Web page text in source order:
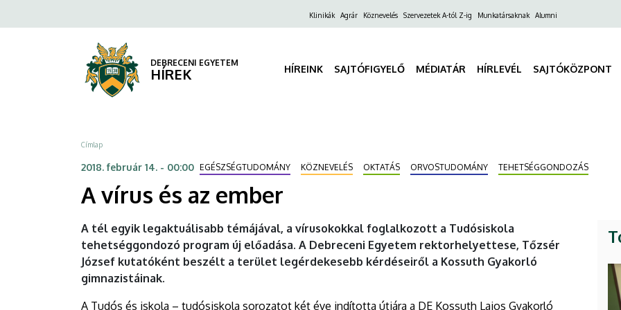
DEBRECENI
EGYETEM
a
FelsőKlinikák Agrár Köznevelés Szervezetek A-tól Z-ig Munkatársaknak Alumni
DEBRECENI EGYETEM
HÍREK HÍREINK SAJTÓFIGYELŐ MÉDIATÁR HÍRLEVÉL SAJTÓKÖZPONT
Morzsa
Címlap
2018. február 14. - 00:00 EGÉSZSÉGTUDOMÁNY KÖZNEVELÉS OKTATÁS ORVOSTUDOMÁNY TEHETSÉGGONDOZÁS
A vírus és az ember
A tél egyik legaktuálisabb témájával, a vírusokokkal foglalkozott a Tudósiskola
tehetséggondozó program új előadása. A Debreceni Egyetem rektorhelyettese, Tőzsér
József kutatóként beszélt a terület legérdekesebb kérdéseiről a Kossuth Gyakorló
gimnazistáinak.
A Tudós és iskola – tudósiskola sorozatot két éve indította útjára a DE Kossuth Lajos Gyakorló